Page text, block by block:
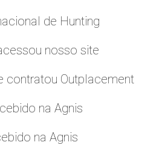
de Hunting
nosso site
contratou Outplacement
na Agnis
na Agnis